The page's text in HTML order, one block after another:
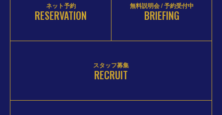
ネット予約
RESERVATION
無料説明会 / 予約受付中
BRIEFING
スタッフ募集
RECRUIT